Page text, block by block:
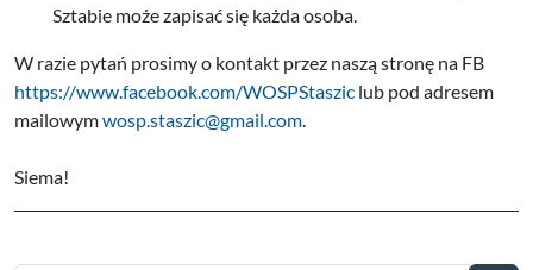
Sztabie może zapisać się każda osoba.
W razie pytań prosimy o kontakt przez naszą stronę na FB
https://www.facebook.com/WOSPStaszic lub pod adresem
mailowymwosp.staszic@gmail.com.
Siema!